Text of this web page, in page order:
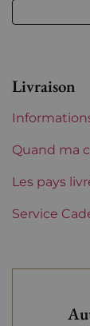
Niveau
Maturité
Domaines
Tranche de
Livraison
Quand ma
Les pays
Service